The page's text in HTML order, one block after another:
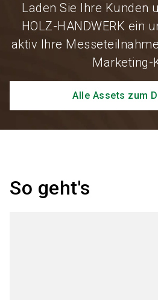
Laden Sie Ihre Kunden
HOLZ-HANDWERK ein
aktiv Ihre
Marketing-
Alle Assets zum
So geht's